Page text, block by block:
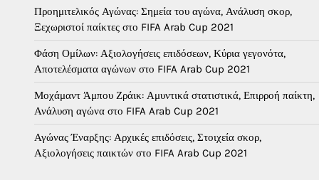
Προημιτελικός Αγώνας: Σημεία του αγώνα, Ανάλυση σκορ,
Ξεχωριστοί παίκτες στο FIFA Arab Cup 2021
Φάση Ομίλων: Αξιολογήσεις επιδόσεων, Κύρια γεγονότα,
Αποτελέσματα αγώνων στο FIFA Arab Cup 2021
Μοχάμαντ Άμπου Ζράικ: Αμυντικά στατιστικά, Επιρροή παίκτη,
Ανάλυση αγώνα στο FIFA Arab Cup 2021
Αγώνας Έναρξης: Αρχικές επιδόσεις, Στοιχεία σκορ,
Αξιολογήσεις παικτών στο FIFA Arab Cup 2021